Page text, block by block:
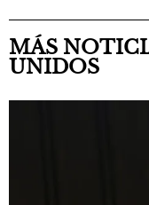
MÁS
UNIDOS